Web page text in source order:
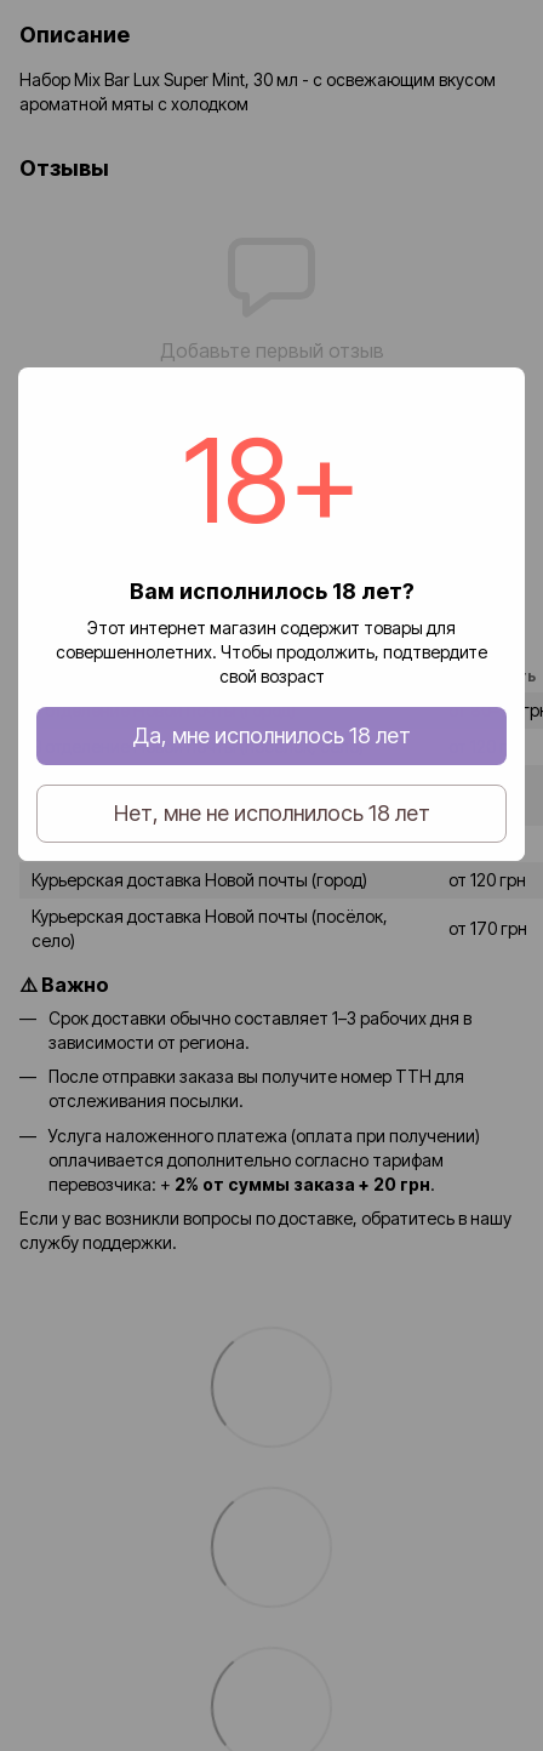
18+
Вам исполнилось 18 лет?
Этот интернет магазин содержит товары для
совершеннолетних. Чтобы продолжить, подтвердите
свой возраст
Да, мне исполнилось 18 лет
Нет, мне не исполнилось 18 лет
Описание
Набор Mix Bar Lux Super Mint, 30 мл - с освежающим вкусом
ароматной мяты с холодком
Отзывы
Добавьте первый отзыв
Написать отзыв
Доставка Оплата
🚚 Стоимость доставки
«Новая почта».
Стоимость
В отделение Новой почты (город)
от 80–90
В отделение Новой почты (посёлок, село)
В почтомат Новой почты (город)
от 90-100
В почтомат Новой почты (посёлок, село)
от 130 грн
Курьерская доставка Новой почты (город)
от 120 грн
Курьерская доставка Новой почты (посёлок,
село)
от 170 грн
⚠️ Важно
Срок доставки обычно составляет 1–3 рабочих дня в
зависимости от региона.
После отправки заказа вы получите номер ТТН для
отслеживания посылки.
Услуга наложенного платежа (оплата при получении)
оплачивается дополнительно согласно тарифам
перевозчика: + 2% от суммы заказа + 20 грн.
Если у вас возникли вопросы по доставке, обратитесь в нашу
службу поддержки.